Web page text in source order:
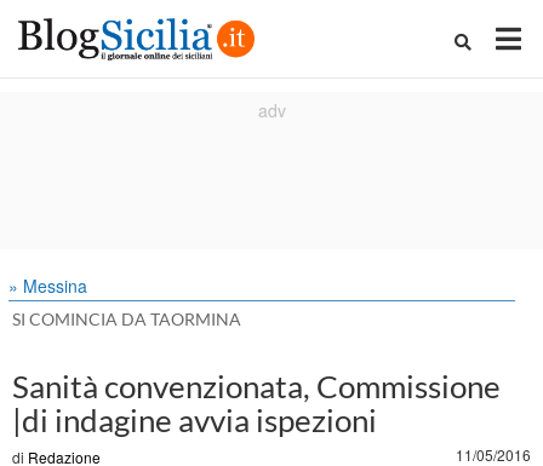
» Messina
SI COMINCIA DA TAORMINA
Sanità convenzionata, Commissione
|di indagine avvia ispezioni
di Redazione 11/05/2016